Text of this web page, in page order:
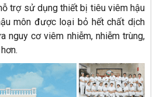
trợ sử dụng thiết bị tiêu viêm hậu
môn được loại bỏ hết chất dịch
nguy cơ viêm nhiễm, nhiễm trùng,